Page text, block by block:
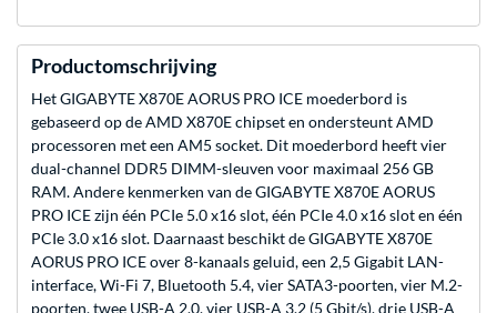
Productomschrijving
Het GIGABYTE X870E AORUS PRO ICE moederbord is
gebaseerd op de AMD X870E chipset en ondersteunt AMD
processoren met een AM5 socket. Dit moederbord heeft vier
dual-channel DDR5 DIMM-sleuven voor maximaal 256 GB
RAM. Andere kenmerken van de GIGABYTE X870E AORUS
PRO ICE zijn één PCIe 5.0 x16 slot, één PCIe 4.0 x16 slot en één
PCIe 3.0 x16 slot. Daarnaast beschikt de GIGABYTE X870E
AORUS PRO ICE over 8-kanaals geluid, een 2,5 Gigabit LAN-
interface, Wi-Fi 7, Bluetooth 5.4, vier SATA3-poorten, vier M.2-
poorten, twee USB-A 2.0, vier USB-A 3.2 (5 Gbit/s), drie USB-A